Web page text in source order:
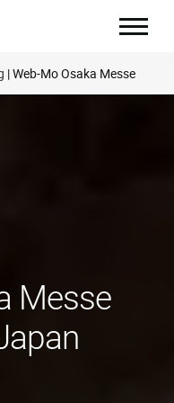
Web-Mo Osaka Messe
Messe